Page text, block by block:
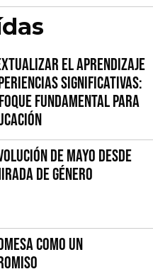
el Aprendizaje
Significativas:
fundamental para
de Mayo desde
de género
como un